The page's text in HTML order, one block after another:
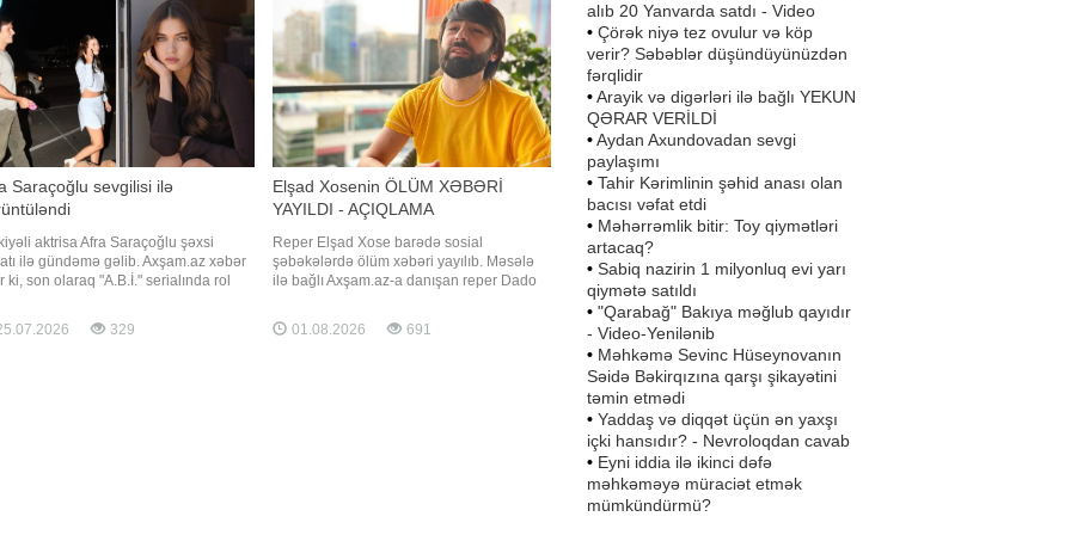
Saraçoğlu sevgilisi ilə
aktrisa Afra Saraçoğlu şəxsi
ilə gündəmə gəlib. Axşam.az xəbər
ki, son olaraq "A.B.İ." serialında rol
kameralara tuş gəlib. Məlumata
cütlük gecəni birlikdə keçirdikdən
329
Elşad Xosenin ÖLÜM XƏBƏRİ
YAYILDI - AÇIQLAMA
Reper Elşad Xose barədə sosial
şəbəkələrdə ölüm xəbəri yayılıb. Məsələ
ilə bağlı Axşam.az-a danışan reper Dado
etdirmədiyini bildirib. "Elşadın yaxınları ilə
danışmışam. Hər şey qaydasındadır, sağ-
01.08.2026 691
alıb 20 Yanvarda satdı - Video
• Çörək niyə tez ovulur və köp
verir? Səbəblər düşündüyünüzdən
fərqlidir
•Arayik və digərləri ilə bağlı YEKUN
QƏRAR VERİLDİ
•Aydan Axundovadan sevgi
paylaşımı
• Tahir Kərimlinin şəhid anası olan
bacısı vəfat etdi
• Məhərrəmlik bitir: Toy qiymətləri
artacaq?
• Sabiq nazirin 1 milyonluq evi yarı
qiymətə satıldı
• "Qarabağ" Bakıya məğlub qayıdır
- Video-Yenilənib
• Məhkəmə Sevinc Hüseynovanın
Səidə Bəkirqızına qarşı şikayətini
təmin etmədi
• Yaddaş və diqqət üçün ən yaxşı
içki hansıdır? - Nevroloqdan cavab
• Eyni iddia ilə ikinci dəfə
məhkəməyə müraciət etmək
mümkündürmü?